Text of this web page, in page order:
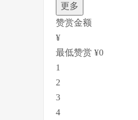
更多
赞赏金额
¥
最低赞赏 ¥0
1
2
3
4